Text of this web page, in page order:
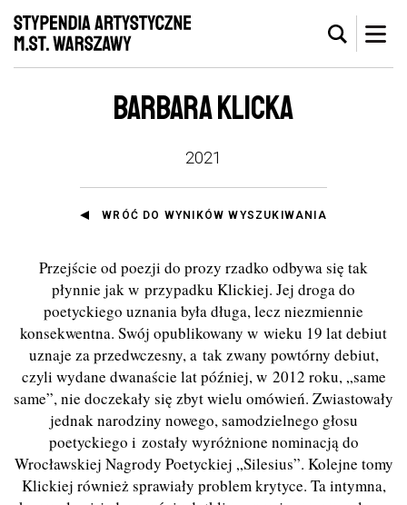
BARBARA KLICKA
2021
WRÓĆ DO WYNIKÓW WYSZUKIWANIA
Przejście od poezji do prozy rzadko odbywa się tak
płynnie jak w przypadku Klickiej. Jej droga do
poetyckiego uznania była długa, lecz niezmiennie
konsekwentna. Swój opublikowany w wieku 19 lat debiut
uznaje za przedwczesny, a tak zwany powtórny debiut,
czyli wydane dwanaście lat później, w 2012 roku, „same
same”, nie doczekały się zbyt wielu omówień. Zwiastowały
jednak narodziny nowego, samodzielnego głosu
poetyckiego i zostały wyróżnione nominacją do
Wrocławskiej Nagrody Poetyckiej „Silesius”. Kolejne tomy
Klickiej również sprawiały problem krytyce. Ta intymna,